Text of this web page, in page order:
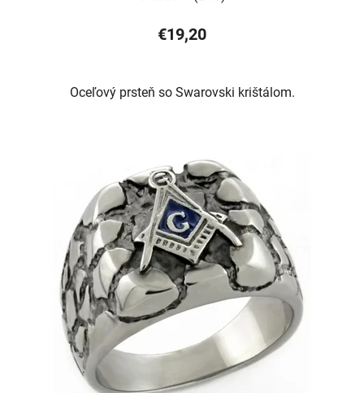
€19,20
Oceľový prsteň so Swarovski krištálom.